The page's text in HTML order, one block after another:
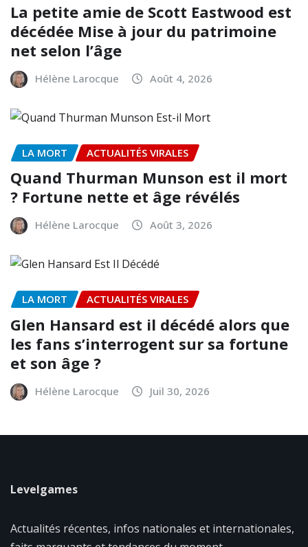
La petite amie de Scott Eastwood est
décédée Mise à jour du patrimoine
net selon l’âge
Hélène Larocque Août 4, 2026
LA MORT ACTUALITÉS VIRALES
Quand Thurman Munson est il mort
? Fortune nette et âge révélés
Hélène Larocque Août 3, 2026
LA MORT ACTUALITÉS VIRALES
Glen Hansard est il décédé alors que
les fans s’interrogent sur sa fortune
et son âge ?
Hélène Larocque Juil 30, 2026
Levelgames
Actualités récentes, infos nationales et internationales,